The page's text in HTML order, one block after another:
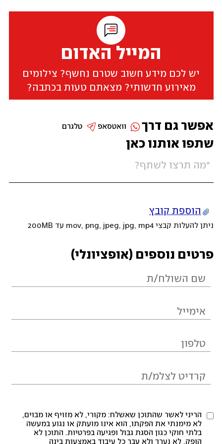
המייל האדום
יש לכם מידע חשוב שטרם נחשף? צילומים
מאירוע חדשותי? מצאתם טעות בכתבה?
שתפו אותנו כאן
הוספת קובץ
ניתן להעלות קבצי mov, png, jpeg, jpg, mp4 עד 200MB
פרטים נוספים (אופציונלי)
הריני לאשר שהתוכן שאשלח: מקורי, לא מזויף או מבוים,
לא מימנתי את הפקתו, הוא אינו מועתק או נגוע במעשה
בלתי חוקי כגון הסגת גבול ופגיעה בפרטיות. התוכן לא
הופק, לא נערך ולא עבר כל עיבוד באמצעות בינה
אפשר גם דרך טלגרם וואטסאפ